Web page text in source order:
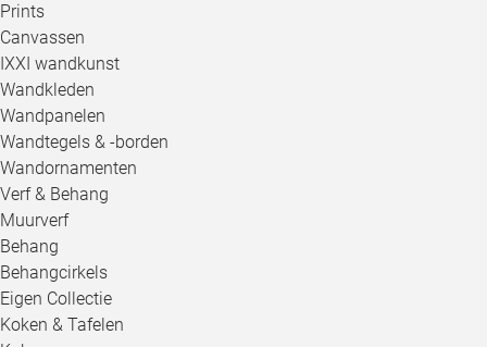
Prints
Canvassen
IXXI wandkunst
Wandkleden
Wandpanelen
Wandtegels & -borden
Wandornamenten
Verf & Behang
Muurverf
Behang
Behangcirkels
Eigen Collectie
Koken & Tafelen